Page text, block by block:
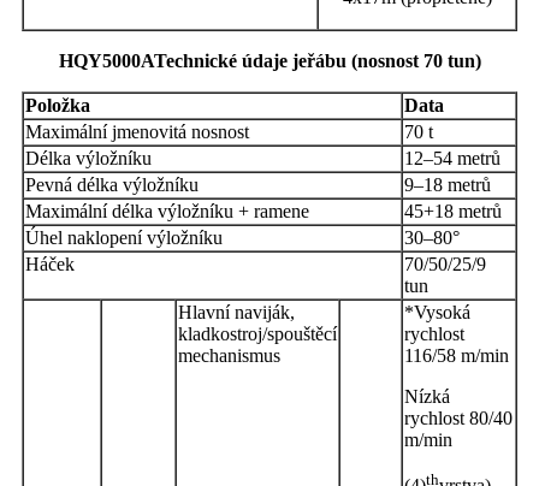
HQY5000ATechnické údaje jeřábu (nosnost 70 tun)
Položka
Data
Maximální jmenovitá nosnost
70 t
Délka výložníku
12–54 metrů
Pevná délka výložníku
9–18 metrů
Maximální délka výložníku + ramene
45+18 metrů
Úhel naklopení výložníku
30–80°
Háček
70/50/25/9
tun
Hlavní naviják,
kladkostroj/spouštěcí
mechanismus
*Vysoká
rychlost
116/58 m/min
Nízká
rychlost 80/40
m/min
th